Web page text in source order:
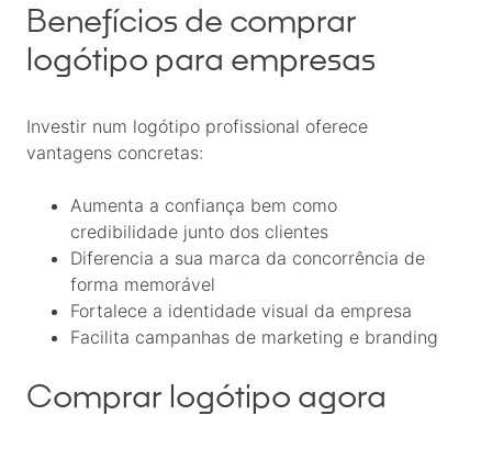
Benefícios de comprar
logótipo para empresas
Investir num logótipo profissional oferece
vantagens concretas:
Aumenta a confiança bem como
credibilidade junto dos clientes
Diferencia a sua marca da concorrência de
forma memorável
Fortalece a identidade visual da empresa
Facilita campanhas de marketing e branding
Comprar logótipo agora